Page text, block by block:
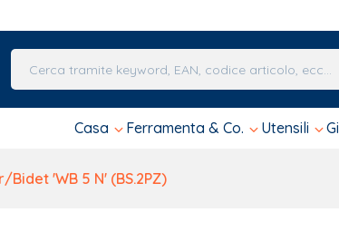
Casa Ferramenta & Co. Utensili
'WB 5 N' (BS.2PZ)